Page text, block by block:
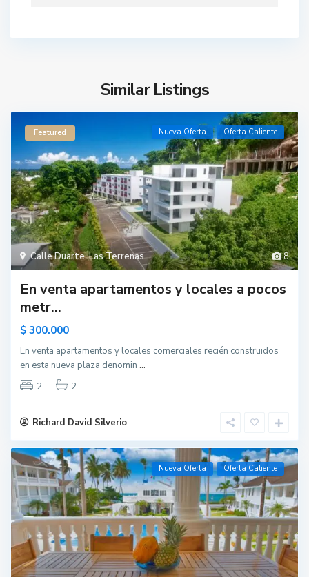
Similar Listings
8
Calle Duarte,Las Terrenas
Featured Nueva Oferta Oferta Caliente
En venta apartamentos y locales a pocos
metr...
$ 300.000
En venta apartamentos y locales comerciales recién construidos
en esta nueva plaza denomin ...
2
2
Richard David Silverio
Nueva Oferta Oferta Caliente